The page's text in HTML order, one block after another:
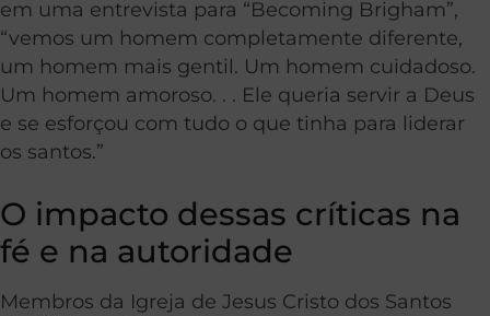
em uma entrevista para “Becoming Brigham”,
“vemos um homem completamente diferente,
um homem mais gentil. Um homem cuidadoso.
Um homem amoroso. . . Ele queria servir a Deus
e se esforçou com tudo o que tinha para liderar
os santos.”
O impacto dessas críticas na
fé e na autoridade
Membros da Igreja de Jesus Cristo dos Santos